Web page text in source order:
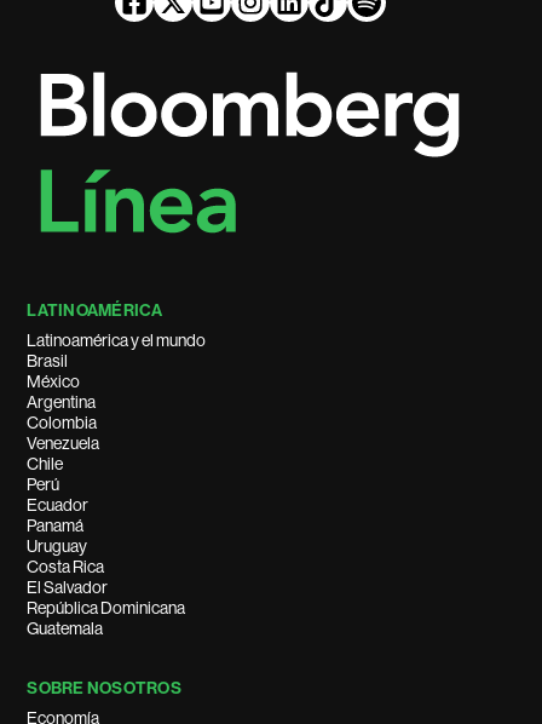
LATINOAMÉRICA
Latinoamérica y el mundo
Brasil
México
Argentina
Colombia
Venezuela
Chile
Perú
Ecuador
Panamá
Uruguay
Costa Rica
El Salvador
República Dominicana
Guatemala
SOBRE NOSOTROS
Economía